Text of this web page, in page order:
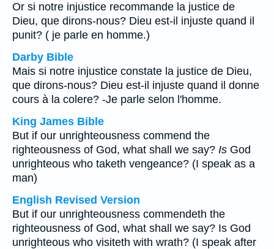
Or si notre injustice recommande la justice de
Dieu, que dirons-nous? Dieu est-il injuste quand il
punit? ( je parle en homme.)
Darby Bible
Mais si notre injustice constate la justice de Dieu,
que dirons-nous? Dieu est-il injuste quand il donne
cours à la colere? -Je parle selon l'homme.
King James Bible
But if our unrighteousness commend the
righteousness of God, what shall we say? Is God
unrighteous who taketh vengeance? (I speak as a
man)
English Revised Version
But if our unrighteousness commendeth the
righteousness of God, what shall we say? Is God
unrighteous who visiteth with wrath? (I speak after